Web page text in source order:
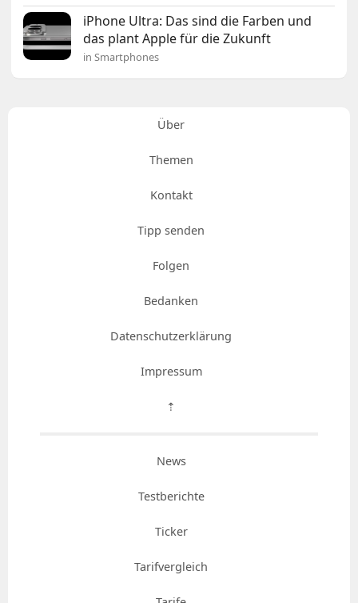
iPhone Ultra: Das sind die Farben und
das plant Apple für die Zukunft
in Smartphones
Über
Themen
Kontakt
Tipp senden
Folgen
Bedanken
Datenschutzerklärung
Impressum
⇡
News
Testberichte
Ticker
Tarifvergleich